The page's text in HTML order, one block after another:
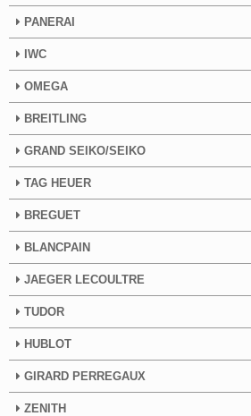
PANERAI
IWC
OMEGA
BREITLING
GRAND SEIKO/SEIKO
TAG HEUER
BREGUET
BLANCPAIN
JAEGER LECOULTRE
TUDOR
HUBLOT
GIRARD PERREGAUX
ZENITH